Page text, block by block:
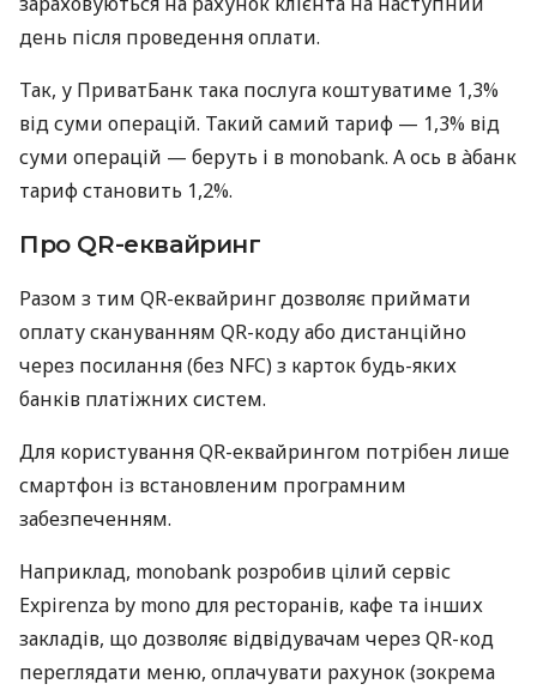
день після проведення оплати.
Так, у ПриватБанк така послуга коштуватиме 1,3%
від суми операцій. Такий самий тариф — 1,3% від
суми операцій — беруть і в monobank. А ось в àбанк
тариф становить 1,2%.
Про QR-еквайринг
Разом з тим QR-еквайринг дозволяє приймати
оплату скануванням QR-коду або дистанційно
через посилання (без NFC) з карток будь-яких
банків платіжних систем.
Для користування QR-еквайрингом потрібен лише
смартфон із встановленим програмним
забезпеченням.
Наприклад, monobank розробив цілий сервіс
Expirenza by mono для ресторанів, кафе та інших
закладів, що дозволяє відвідувачам через QR-код
переглядати меню, оплачувати рахунок (зокрема